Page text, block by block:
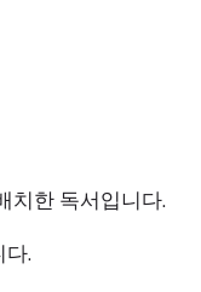
치한 독서입니다.
.